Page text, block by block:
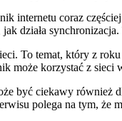
internetu coraz
działa
To temat, który z
może korzystać z sieci
być ciekawy
polega na tym, że